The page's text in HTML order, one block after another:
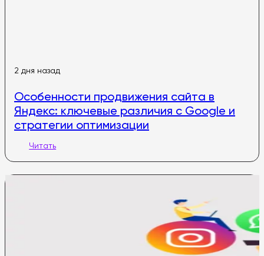
2 дня назад
Особенности продвижения сайта в
Яндекс: ключевые различия с Google и
стратегии оптимизации
Читать